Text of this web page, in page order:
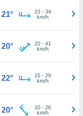
21° 23- 34
km/h
20° 20- 41
km/h
22° 15- 29
km/h
20° 10- 26
km/h